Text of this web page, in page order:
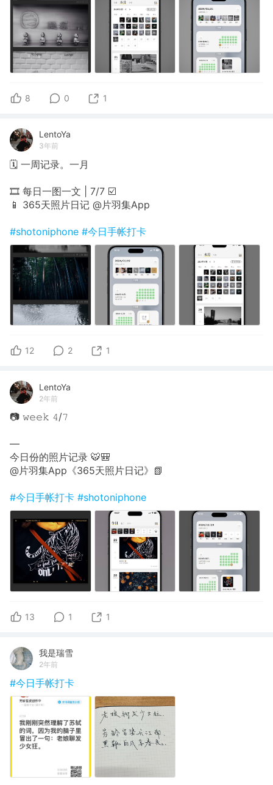
8 0 1
LentoYa
3年前
🗓 一周记录。一月
🎞 每日一图一文 | 7/7 ☑️
📱 365天照片日记 @片羽集App
#shotoniphone #今日手帐打卡
12 2 1
LentoYa
2年前
📷 𝚠𝚎𝚎𝚔 𝟺/𝟽
—
今日份的照片记录 🐯🎒
@片羽集App《365天照片日记》📗
#今日手帐打卡 #shotoniphone
13 1 1
我是瑞雪
2年前
#今日手帐打卡